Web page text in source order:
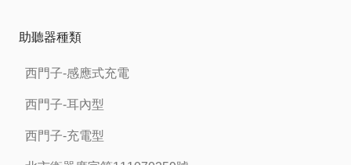
助聽器種類
西門子-感應式充電
西門子-耳內型
西門子-充電型